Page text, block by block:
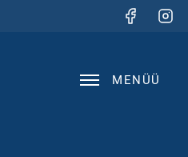
MENÜÜ